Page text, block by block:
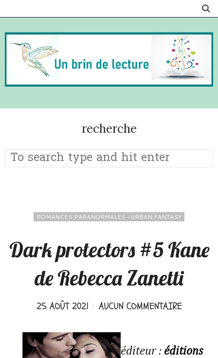
recherche
ROMANCES PARANORMALES -URBAN FANTASY
Dark protectors #5 Kane
de Rebecca Zanetti
25 AOÛT 2021 AUCUN COMMENTAIRE
éditeur : éditions